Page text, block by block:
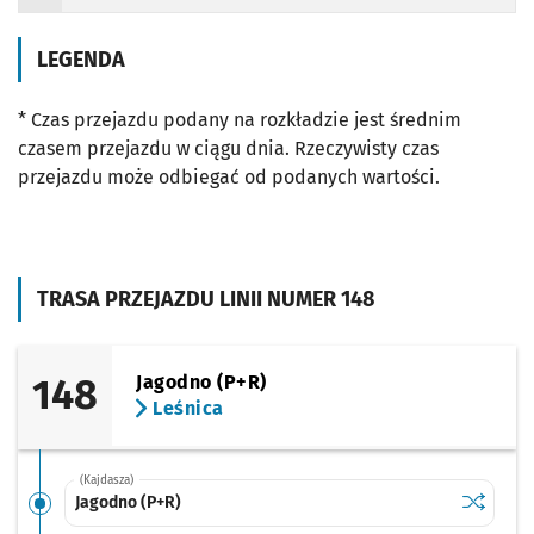
TRASA PRZEJAZDU LINII NUMER 148
148
Jagodno (P+R)
Leśnica
(Kajdasza)
Jagodno (P+R) Sprawdź
Jagodno
LEGENDA
* Czas przejazdu podany na rozkładzie jest średnim
czasem przejazdu w ciągu dnia. Rzeczywisty czas
przejazdu może odbiegać od podanych wartości.